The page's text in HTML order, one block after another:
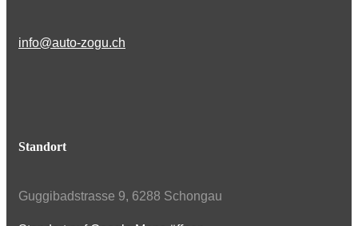
info@auto-zogu.ch
Standort
Guggibadstrasse 9, 6288 Schongau